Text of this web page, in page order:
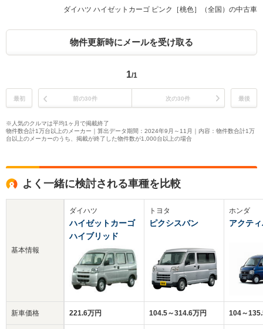
ダイハツ ハイゼットカーゴ ピンク［桃色］（全国）の中古車
物件更新時にメールを受け取る
1/1
最初 前の30件 次の30件 最後
※人気のクルマは平均1ヶ月で掲載終了
物件数合計1万台以上のメーカー｜算出データ期間：2024年9月～11月｜内容：物件数合計1万
台以上のメーカーのうち、掲載が終了した物件数が1,000台以上の場合
よく一緒に検討される車種を比較
基本情報
新車価格
ダイハツ
ハイゼットカーゴ
ハイブリッド
221.6万円
トヨタ
ピクシスバン
104.5～314.6万円
ホンダ
アクテ
104～